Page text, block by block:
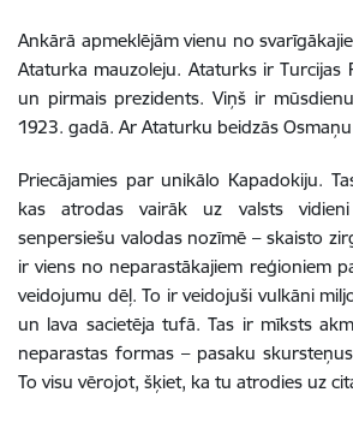
Ankārā apmeklējām vienu no
Ataturka mauzoleju. Ataturks ir Turcijas
un pirmais prezidents. Viņš ir
1923. gadā. Ar Ataturku beidzās
Priecājamies par unikālo Kapadokiju.
kas atrodas vairāk uz valsts
senpersiešu valodas nozīmē – skaisto
ir viens no neparastākajiem reģioniem
veidojumu dēļ. To ir veidojuši vulkāni
un lava sacietēja tufā. Tas ir mīksts
neparastas formas – pasaku
To visu vērojot, šķiet, ka tu atrodies uz